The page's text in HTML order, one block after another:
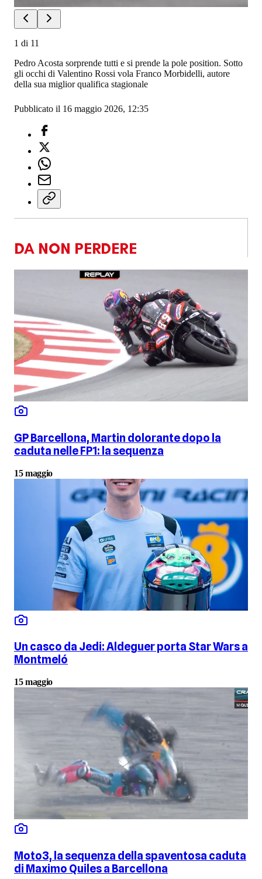
1 di 11
Pedro Acosta sorprende tutti e si prende la pole position. Sotto
gli occhi di Valentino Rossi vola Franco Morbidelli, autore
della sua miglior qualifica stagionale
Pubblicato il 16 maggio 2026, 12:35
DA NON PERDERE
GP Barcellona, Martin dolorante dopo la
caduta nelle FP1: la sequenza
15 maggio
Un casco da Jedi: Aldeguer porta Star Wars a
Montmeló
15 maggio
Moto3, la sequenza della spaventosa caduta
di Maximo Quiles a Barcellona